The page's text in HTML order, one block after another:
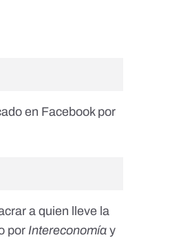
en Facebookpor
a quien lleve la
por Intereconomía y